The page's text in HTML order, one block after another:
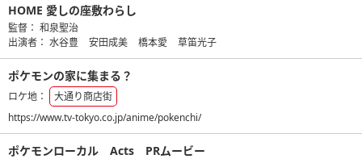
HOME 愛しの座敷わらし
監督： 和泉聖治
出演者： 水谷豊 安田成美 橋本愛 草笛光子
ポケモンの家に集まる？
ロケ地：
大通り商店街
https://www.tv-tokyo.co.jp/anime/pokenchi/
ポケモンローカル Acts PRムービー